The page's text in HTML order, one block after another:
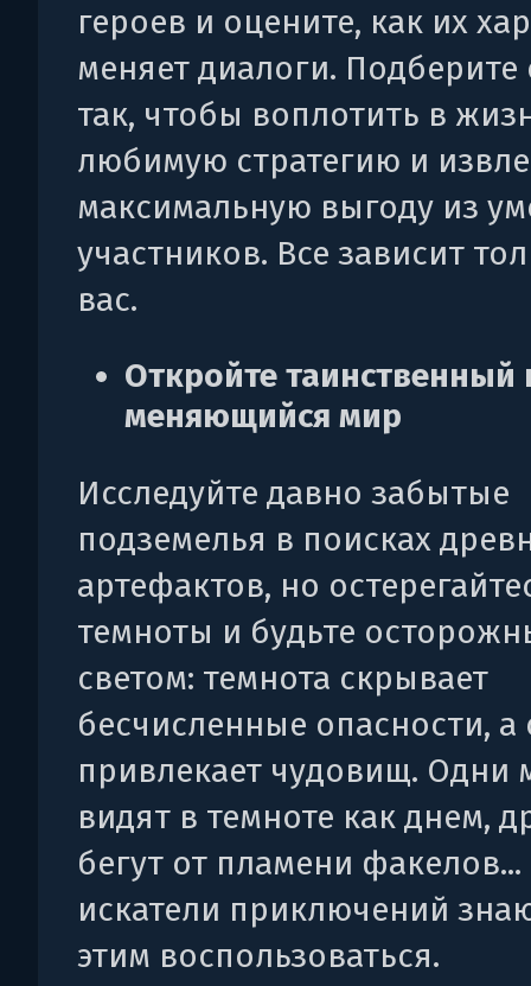
героев и оцените, как их
меняет диалоги. Подберите
так, чтобы воплотить в
любимую стратегию и
максимальную выгоду из
участников. Все зависит
вас.
Откройте таинственный
меняющийся мир
Исследуйте давно забытые
подземелья в поисках
артефактов, но
темноты и будьте
светом: темнота скрывает
бесчисленные опасности, а
привлекает чудовищ. Одни
видят в темноте как днем,
бегут от пламени
искатели приключений
этим воспользоваться.